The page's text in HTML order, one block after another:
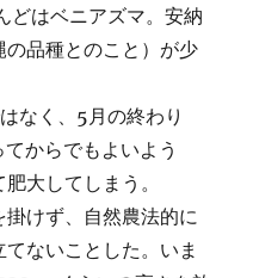
どはベニアズマ。安納
の品種とのこと）が少
なく、5月の終わり
からでもよいよう
大してしまう。
けず、自然農法的に
ないことした。いま